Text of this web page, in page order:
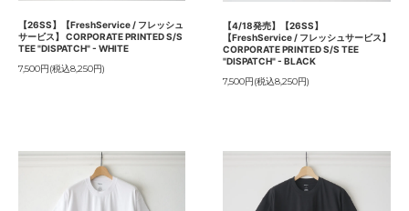
【26SS】【FreshService / フレッシュ
サービス】 CORPORATE PRINTED S/S
TEE "DISPATCH" - WHITE
7,500円(税込8,250円)
【4/18発売】【26SS】
【FreshService / フレッシュサービス】
CORPORATE PRINTED S/S TEE
"DISPATCH" - BLACK
7,500円(税込8,250円)